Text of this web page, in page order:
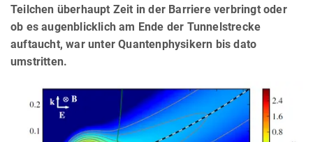
Teilchen überhaupt Zeit in der Barriere verbringt oder
ob es augenblicklich am Ende der Tunnelstrecke
auftaucht, war unter Quantenphysikern bis dato
umstritten.